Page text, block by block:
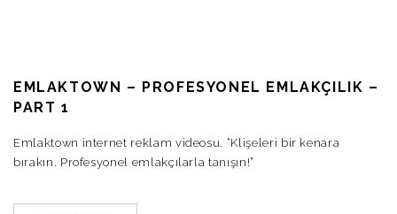
EMLAKTOWN – PROFESYONEL EMLAKÇILIK –
PART 1
Emlaktown internet reklam videosu. “Klişeleri bir kenara
bırakın. Profesyonel emlakçılarla tanışın!”